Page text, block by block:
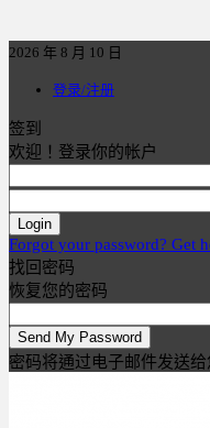
2026 年 8 月 10 日
登录/注册
签到
欢迎！登录你的帐户
Forgot your password? Get
找回密码
恢复您的密码
密码将通过电子邮件发送给